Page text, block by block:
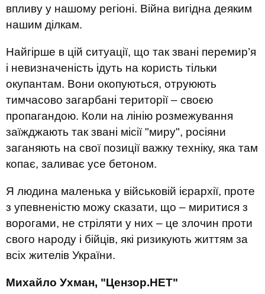
впливу у нашому регіоні. Війна вигідна деяким
нашим ділкам.
Найгірше в цій ситуації, що так звані перемир’я
і невизначеність ідуть на користь тільки
окупантам. Вони окопуються, отруюють
тимчасово загарбані території – своєю
пропагандою. Коли на лінію розмежування
заїжджають так звані місії "миру", росіяни
заганяють на свої позиції важку техніку, яка там
копає, заливає усе бетоном.
Я людина маленька у військовій ієрархії, проте
з упевненістю можу сказати, що – миритися з
ворогами, не стріляти у них – це злочин проти
свого народу і бійців, які ризикують життям за
всіх жителів України.
Михайло Ухман, "Цензор.НЕТ"